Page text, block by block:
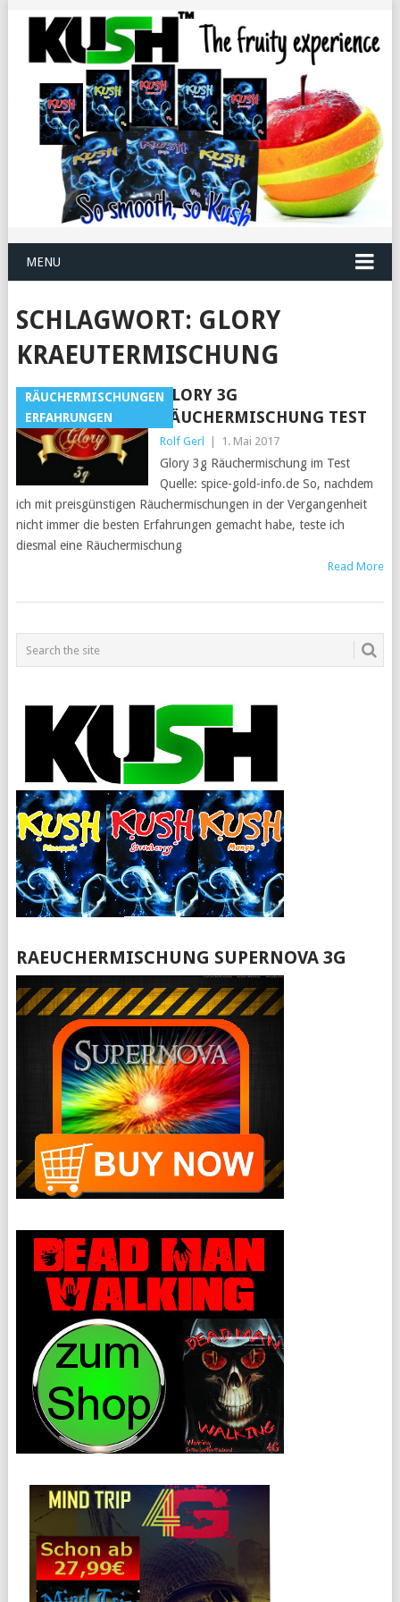
MENU
SCHLAGWORT: GLORY
KRAEUTERMISCHUNG
RÄUCHERMISCHUNGEN
ERFAHRUNGEN
GLORY 3G
RÄUCHERMISCHUNG TEST
Rolf Gerl 1. Mai 2017
Glory 3g Räuchermischung im Test
Quelle: spice-gold-info.de So, nachdem
ich mit preisgünstigen Räuchermischungen in der Vergangenheit
nicht immer die besten Erfahrungen gemacht habe, teste ich
diesmal eine Räuchermischung
Read More
RAEUCHERMISCHUNG SUPERNOVA 3G